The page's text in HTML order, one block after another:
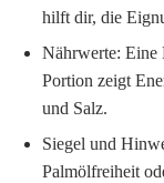
hilft dir, die
Nährwerte: Eine
Portion zeigt
und Salz.
Siegel und
Palmölfreiheit